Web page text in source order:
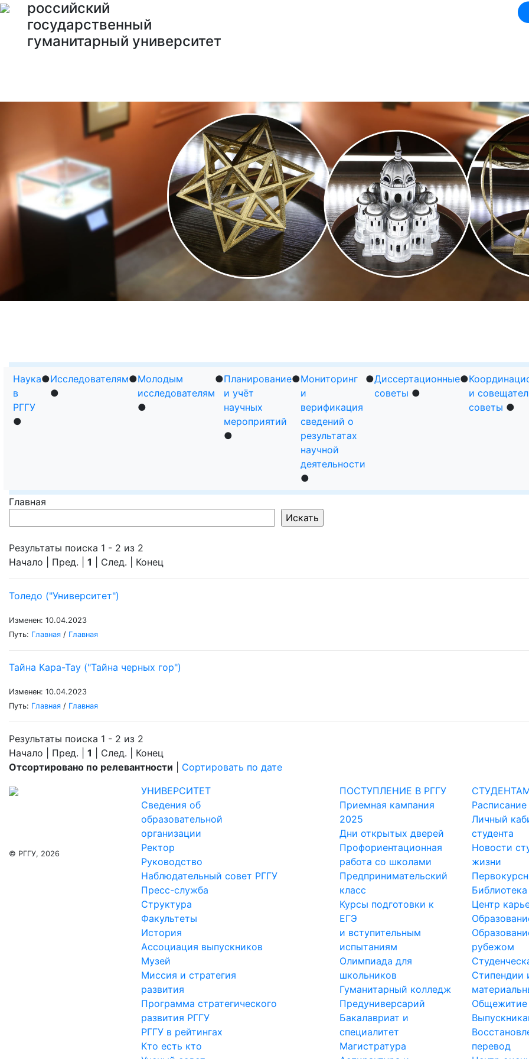
российский
государственный
гуманитарный университет
Previous
Наука
в
РГГУ
●
●Исследователям
●
●Молодым
исследователям
●
●Планирование
и учёт
научных
мероприятий
●
●Мониторинг
и
верификация
сведений о
результатах
научной
деятельности
●
●Диссертационные
советы ●
●
и
советы ●
Главная
Результаты поиска 1 - 2 из 2
Начало | Пред. | 1 | След. | Конец
Толедо ("Университет")
Изменен: 10.04.2023
Путь: Главная / Главная
Тайна Кара-Тау ("Тайна черных гор")
Изменен: 10.04.2023
Путь: Главная / Главная
Результаты поиска 1 - 2 из 2
Начало | Пред. | 1 | След. | Конец
Отсортировано по релевантности
Сортировать по дате
© РГГУ, 2026
УНИВЕРСИТЕТ
Сведения об
образовательной
организации
Ректор
Руководство
Наблюдательный совет РГГУ
Пресс-служба
Структура
Факультеты
История
Ассоциация выпускников
Музей
Миссия и стратегия
развития
Программа стратегического
развития РГГУ
РГГУ в рейтингах
Кто есть кто
ПОСТУПЛЕНИЕ В РГГУ
Приемная кампания
2025
Дни открытых дверей
Профориентационная
работа со школами
Предпринимательский
класс
Курсы подготовки к
ЕГЭ
и вступительным
испытаниям
Олимпиада для
школьников
Гуманитарный колледж
Предуниверсарий
Бакалавриат и
специалитет
Магистратура
Расписание
Личный
студента
Новости
жизни
Библиотека
Центр
рубежом
Стипендии
Общежитие
перевод